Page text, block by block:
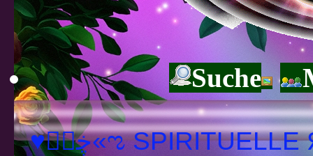
Suche
♥ڿڰۣ«ಌ SPIRITUELLE Я Ξ √ Ω L U T ↑ ☼ N - Forum -